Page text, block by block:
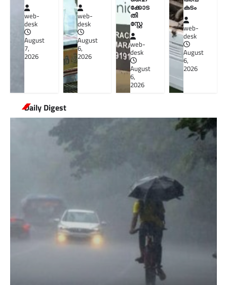
web-
desk
August
7,
2026
web-
desk
August
6,
2026
ക്കോട
തി
സ്റ്റേ
web-
desk
August
6,
2026
കടം
web-
desk
August
6,
2026
Daily Digest